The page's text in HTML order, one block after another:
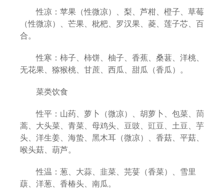
性凉：苹果（性微凉）、梨、芦柑、橙子、草莓
（性微凉）、芒果、枇杷、罗汉果、菱、莲子芯、百
合。
性寒：柿子、柿饼、柚子、香蕉、桑葚、洋桃、
无花果、猕猴桃、甘蔗、西瓜、甜瓜（香瓜）。
菜类饮食
性平：山药、萝卜（微凉）、胡萝卜、包菜、茼
蒿、大头菜、青菜、母鸡头、豆豉、豇豆、土豆、芋
头、洋生姜、海蛰、黑木耳（微凉）、香菇、平菇、
喉头菇、葫芦。
性温：葱、大蒜、韭菜、芫荽（香菜）、雪里
蕻、洋葱、香椿头、南瓜。